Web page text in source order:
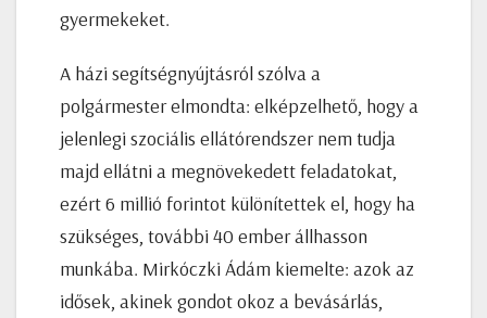
gyermekeket.
A házi segítségnyújtásról szólva a
polgármester elmondta: elképzelhető, hogy a
jelenlegi szociális ellátórendszer nem tudja
majd ellátni a megnövekedett feladatokat,
ezért 6 millió forintot különítettek el, hogy ha
szükséges, további 40 ember állhasson
munkába. Mirkóczki Ádám kiemelte: azok az
idősek, akinek gondot okoz a bevásárlás,